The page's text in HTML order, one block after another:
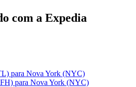
com a Expedia
para Nova York (NYC)
para Nova York (NYC)